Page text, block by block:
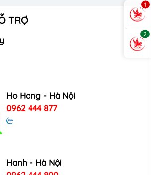
TRỢ
Ho Hang - Hà Nội
0962 444 877
Hanh - Hà Nội
1
2